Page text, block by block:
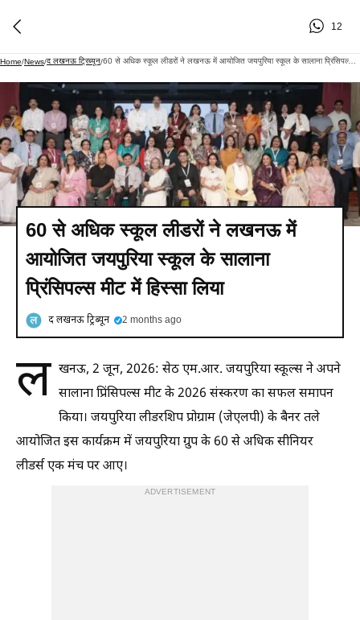
12
Home/News/द लखनऊ ट्रिब्यून/ 60 से अधिक स्कूल लीडरों ने लखनऊ में आयोजित जयपुरिया स्कूल के सालाना प्रिंसिपल्स मीट में हिस्सा लिया
60 से अधिक स्कूल लीडरों ने लखनऊ में
आयोजित जयपुरिया स्कूल के सालाना
प्रिंसिपल्स मीट में हिस्सा लिया
द लखनऊ ट्रिब्यून 2 months ago
ल खनऊ, 2 जून, 2026: सेठ एम.आर. जयपुरिया स्कूल्स ने अपने
सालाना प्रिंसिपल्स मीट के 2026 संस्करण का सफल समापन
किया। जयपुरिया लीडरशिप प्रोग्राम (जेएलपी) के बैनर तले
आयोजित इस कार्यक्रम में जयपुरिया ग्रुप के 60 से अधिक सीनियर
लीडर्स एक मंच पर आए।
ADVERTISEMENT